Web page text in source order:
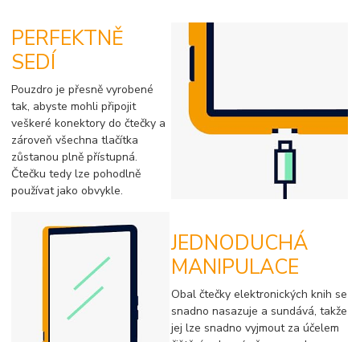
PERFEKTNĚ
SEDÍ
Pouzdro je přesně vyrobené
tak, abyste mohli připojit
veškeré konektory do čtečky a
zároveň všechna tlačítka
zůstanou plně přístupná.
Čtečku tedy lze pohodlně
používat jako obvykle.
JEDNODUCHÁ
MANIPULACE
Obal čtečky elektronických knih se
snadno nasazuje a sundává, takže
jej lze snadno vyjmout za účelem